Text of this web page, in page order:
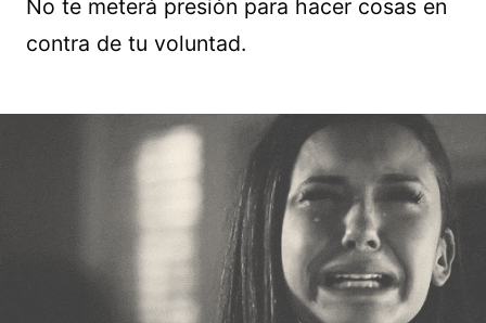
No te meterá presión para hacer cosas en
contra de tu voluntad.